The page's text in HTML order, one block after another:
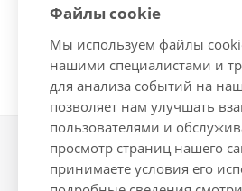
2026 © Интернет-магазин
автозапчастей -
Файлы cookie
Мы используем файлы
нашими специалистами и
для анализа событий на
позволяет нам улучшать
пользователями и
просмотр страниц нашего
принимаете условия его